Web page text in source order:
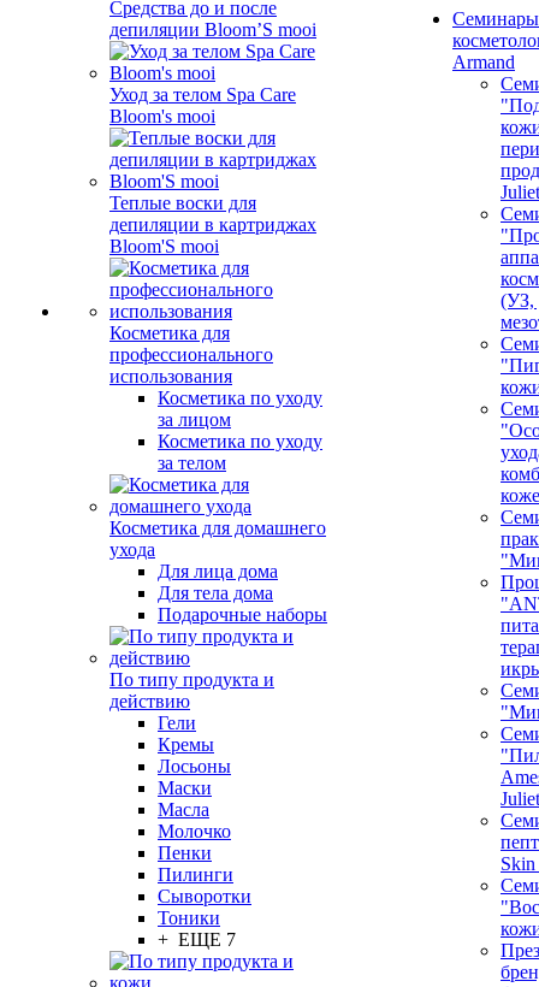
Средства до и после
депиляции Bloom’S mooi
Уход за телом Spa Care
Bloom's mooi
Теплые воски для
депиляции в картриджах
Bloom'S mooi
Косметика для
профессионального
использования
Косметика по уходу
за лицом
Косметика по уходу
за телом
Косметика для домашнего
ухода
Для лица дома
Для тела дома
Подарочные наборы
По типу продукта и
действию
Гели
Кремы
Лосьоны
Маски
Масла
Молочко
Пенки
Пилинги
Сыворотки
Тоники
+ ЕЩЕ 7
Armand
(УЗ,